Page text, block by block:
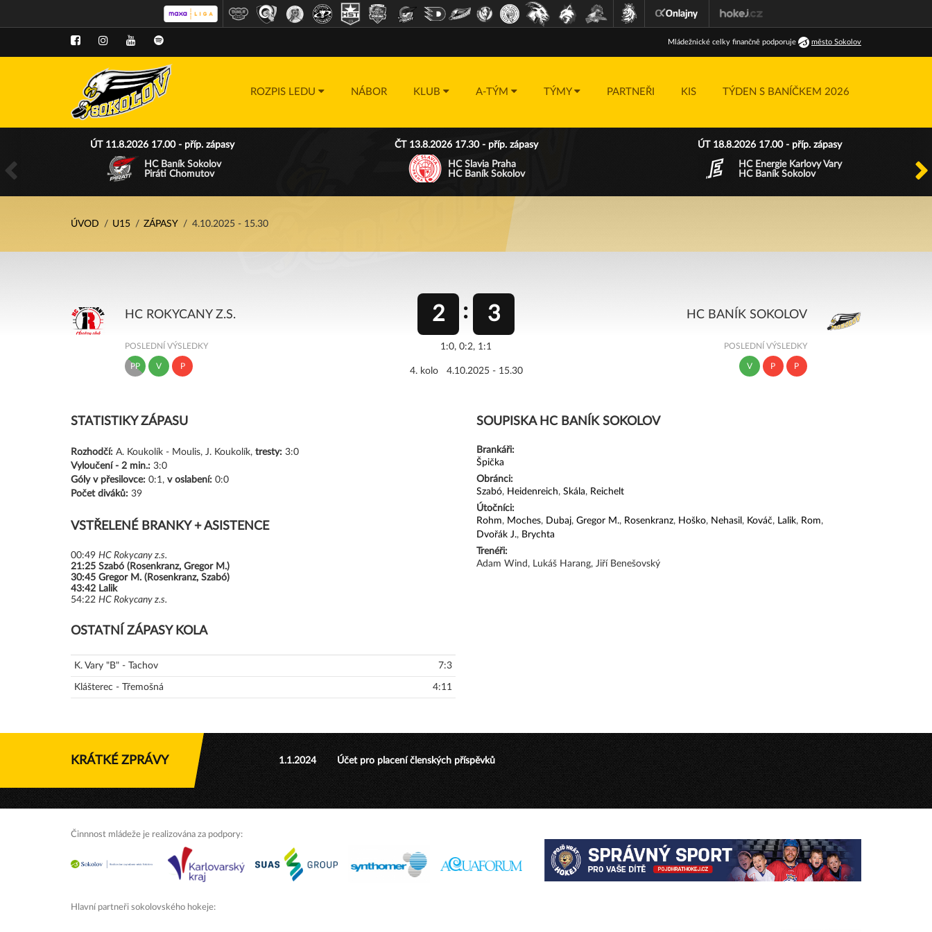
Ml ádežnické celky finančně podporuje město Sokolov
ROZPIS LEDU NÁBOR KLUB A-TÝM TÝMY PARTNEŘI KIS TÝDEN S BANÍČKEM 2026
ÚT 11.8.2026 17.00 - příp. zápasy
HC Baník Sokolov
Piráti Chomutov
ČT 13.8.2026 17.30 - příp. zápasy
HC Slavia Praha
HC Baník Sokolov
ÚT 18.8.2026 17.00 - příp. zápasy
HC Energie Karlovy Vary
HC Baník Sokolov
ÚVOD U15 ZÁPASY 4.10.2025 - 15.30
HC ROKYCANY Z.S.
POSLEDNÍ VÝSLEDKY
PP V P
2 3
1:0, 0:2, 1:1
4. kolo 4.10.2025 - 15.30
HC BANÍK SOKOLOV
POSLEDNÍ VÝSLEDKY
V P P
STATISTIKY ZÁPASU
Rozhodčí: A. Koukolík - Moulis, J. Koukolík, tresty: 3:0
Vyloučení - 2 min.: 3:0
Góly v přesilovce: 0:1, v oslabení: 0:0
Počet diváků: 39
VSTŘELENÉ BRANKY + ASISTENCE
00:49 HC Rokycany z.s.
21:25 Szabó (Rosenkranz, Gregor M.)
30:45 Gregor M. (Rosenkranz, Szabó)
43:42 Lalik
54:22 HC Rokycany z.s.
OSTATNÍ ZÁPASY KOLA
K. Vary "B" - Tachov 7:3
Klášterec - Třemošná 4:11
SOUPISKA HC BANÍK SOKOLOV
Brankáři:
Špička
Obránci:
Szabó, Heidenreich, Skála, Reichelt
Útočníci:
Rohm, Moches, Dubaj, Gregor M., Rosenkranz, Hoško, Nehasil , Kováč, Lalik, Rom,
Dvořák J., Brychta
Trenéři:
Adam Wind, Lukáš Harang, Jiří Benešovský
KRÁTKÉ ZPRÁVY 1.1.2024 Účet pro placení členských příspěvků
Činnnost mládeže je realizována za podpory:
Hlavní partneři sokolovského hokeje: